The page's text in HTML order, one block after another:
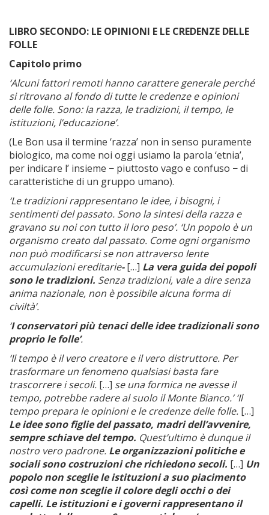
LIBRO SECONDO: LE OPINIONI E LE CREDENZE DELLE
FOLLE
Capitolo primo
‘Alcuni fattori remoti hanno carattere generale perché
si ritrovano al fondo di tutte le credenze e opinioni
delle folle. Sono: la razza, le tradizioni, il tempo, le
istituzioni, l’educazione’.
(Le Bon usa il termine ‘razza’ non in senso puramente
biologico, ma come noi oggi usiamo la parola ‘etnia’,
per indicare l’ insieme − piuttosto vago e confuso − di
caratteristiche di un gruppo umano).
‘Le tradizioni rappresentano le idee, i bisogni, i
sentimenti del passato. Sono la sintesi della razza e
gravano su noi con tutto il loro peso’. ‘Un popolo è un
organismo creato dal passato. Come ogni organismo
non può modificarsi se non attraverso lente
accumulazioni ereditarie-[…] La vera guida dei popoli
sono le tradizioni. Senza tradizioni, vale a dire senza
anima nazionale, non è possibile alcuna forma di
civiltà’.
‘I conservatori più tenaci delle idee tradizionali sono
proprio le folle’.
‘Il tempo è il vero creatore e il vero distruttore. Per
trasformare un fenomeno qualsiasi basta fare
trascorrere i secoli. […] se una formica ne avesse il
tempo, potrebbe radere al suolo il Monte Bianco.’ ‘Il
tempo prepara le opinioni e le credenze delle folle. […]
Le idee sono figlie del passato, madri dell’avvenire,
sempre schiave del tempo. Quest’ultimo è dunque il
nostro vero padrone. Le organizzazioni politiche e
sociali sono costruzioni che richiedono secoli. […] Un
popolo non sceglie le istituzioni a suo piacimento
così come non sceglie il colore degli occhi o dei
capelli. Le istituzioni e i governi rappresentano il